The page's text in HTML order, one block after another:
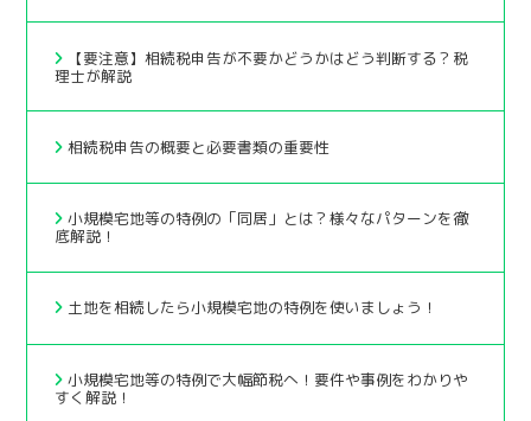
【要注意】相続税申告が不要かどうかはどう判断する？税
理士が解説
相続税申告の概要と必要書類の重要性
小規模宅地等の特例の「同居」とは？様々なパターンを徹
底解説！
土地を相続したら小規模宅地の特例を使いましょう！
小規模宅地等の特例で大幅節税へ！要件や事例をわかりや
すく解説！